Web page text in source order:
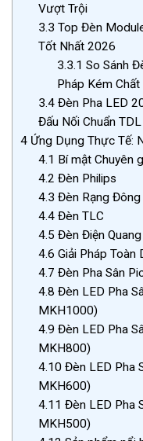
Vượt Trội
3.3 Top Đèn
Tốt Nhất 2026
3.3.1 So Sánh
Pháp Kém
3.4 Đèn Pha LED
Đấu Nối Chuẩn
4 Ứng Dụng Thực Tế:
4.1 Bí mật Chuyên
4.2 Đèn Philips
4.3 Đèn Rạng Đông
4.4 Đèn TLC
4.5 Đèn Điện Quang
4.6 Giải Pháp Toàn
4.7 Đèn Pha Sân
4.8 Đèn LED Pha
MKH1000)
4.9 Đèn LED Pha
MKH800)
4.10 Đèn LED Pha
MKH600)
4.11 Đèn LED Pha
MKH500)